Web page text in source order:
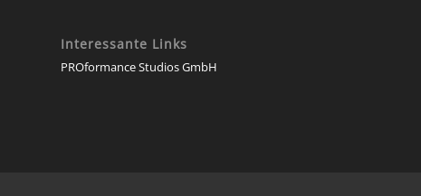
Interessante Links
PROformance Studios GmbH